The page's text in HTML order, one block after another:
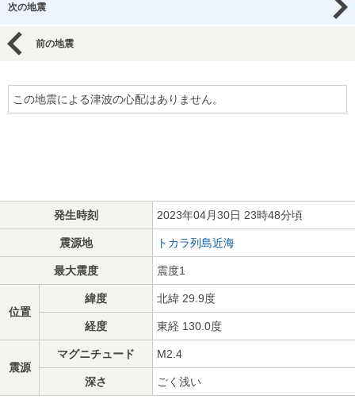
次の地震
前の地震
この地震による津波の心配はありません。
発生時刻 2023年04月30日 23時48分頃
震源地 トカラ列島近海
最大震度 震度1
位置
緯度 北緯 29.9度
経度 東経 130.0度
震源
マグニチュード M2.4
深さ ごく浅い